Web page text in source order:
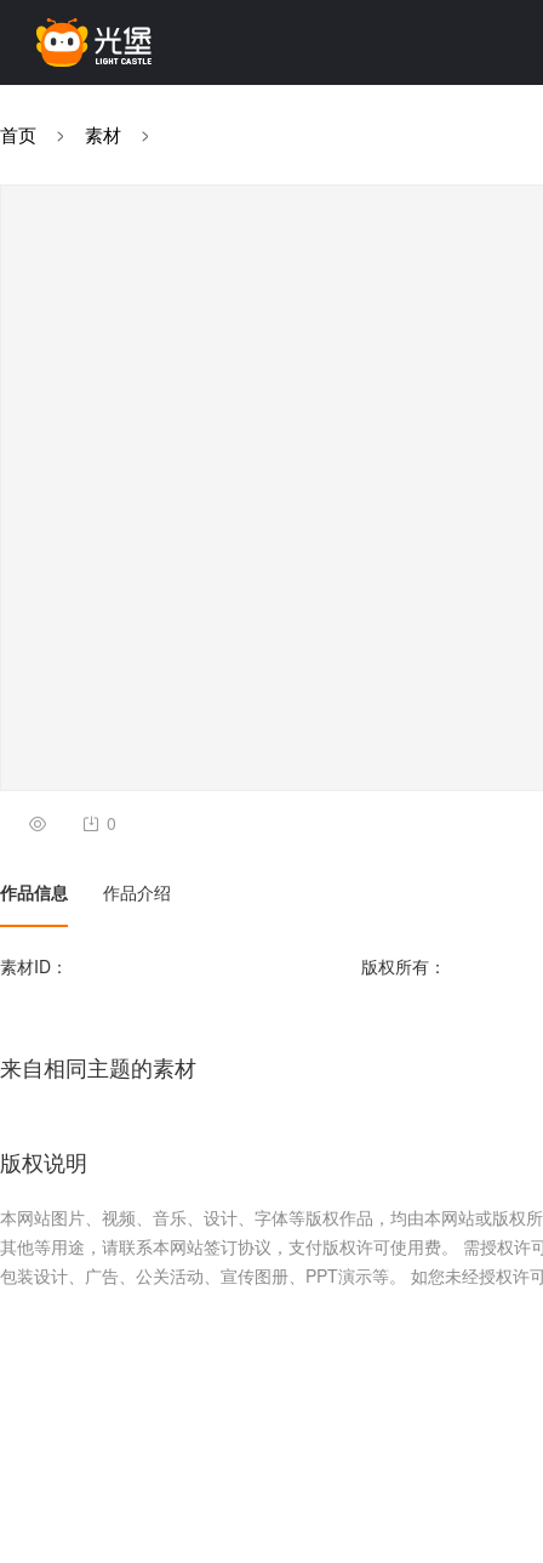
首页 素材
0
作品信息 作品介绍
素材ID： 版权所有：
来自相同主题的素材
版权说明
本网站图片、视频、音乐、设计、字体等版权作品，均由本网站或版权
其他等用途，请联系本网站签订协议，支付版权许可使用费。 需授权
包装设计、广告、公关活动、宣传图册、PPT演示等。 如您未经授权